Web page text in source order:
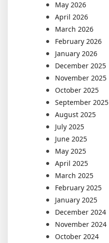
May 2026
April 2026
March 2026
February 2026
January 2026
December 2025
November 2025
October 2025
September 2025
August 2025
July 2025
June 2025
May 2025
April 2025
March 2025
February 2025
January 2025
December 2024
November 2024
October 2024